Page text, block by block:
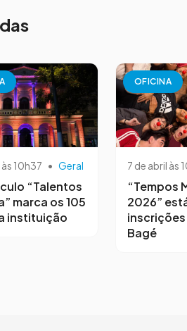
10h37 • Geral
“Talentos
marca os 105
instituição
OFICINA
7 de abril às
“Tempos
2026”
Bagé